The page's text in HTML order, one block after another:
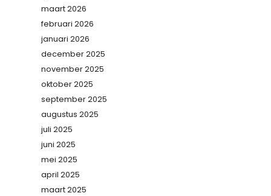
maart 2026
februari 2026
januari 2026
december 2025
november 2025
oktober 2025
september 2025
augustus 2025
juli 2025
juni 2025
mei 2025
april 2025
maart 2025